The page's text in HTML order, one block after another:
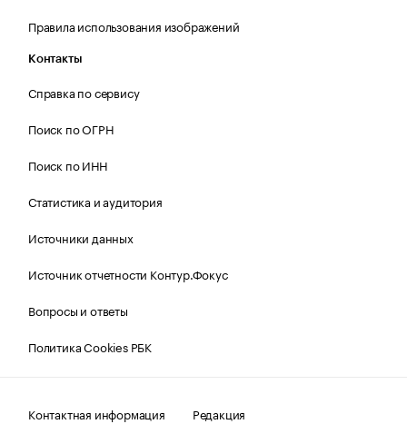
Правила использования изображений
Контакты
Справка по сервису
Поиск по ОГРН
Поиск по ИНН
Статистика и аудитория
Источники данных
Источник отчетности Контур.Фокус
Вопросы и ответы
Политика Cookies РБК
Контактная информация Редакция